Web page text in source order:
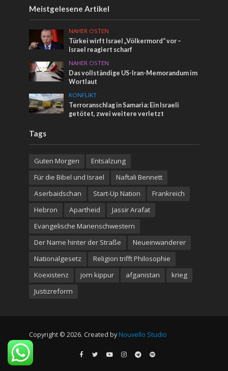
Meistgelesene Artikel
NAHER OSTEN
Türkei wirft Israel „Völkermord“ vor –
Israel reagiert scharf
NAHER OSTEN
Das vollständige US-Iran-Memorandum im
Wortlaut
KONFLIKT
Terroranschlag in Samaria: Ein Israeli
getötet, zwei weitere verletzt
Tags
Guten Morgen
Entsalzung
Für die Bibel und Israel
Naftali Bennett
Aserbaidschan
Start-Up Nation
Frankreich
Hebron
Apartheid
Jassir Arafat
Evangelische Marienschwestern
Der Name hinter der Straße
Neueinwanderer
Nationalgesetz
Religion trifft Philosophie
Koexistenz
jom kippur afganistan
krieg
Justizreform
Copyright © 2026. Created by Nouvello Studio